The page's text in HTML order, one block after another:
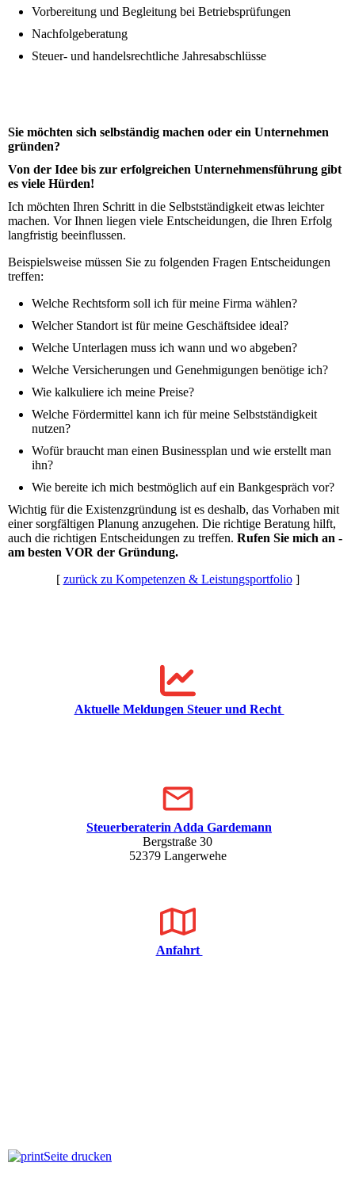
Vorbereitung und Begleitung bei Betriebsprüfungen
Nachfolgeberatung
Steuer- und handelsrechtliche Jahresabschlüsse
Sie möchten sich selbständig machen oder ein Unternehmen
gründen?
Von der Idee bis zur erfolgreichen Unternehmensführung gibt
es viele Hürden!
Ich möchten Ihren Schritt in die Selbstständigkeit etwas leichter
machen. Vor Ihnen liegen viele Entscheidungen, die Ihren Erfolg
langfristig beeinflussen.
Beispielsweise müssen Sie zu folgenden Fragen Entscheidungen
treffen:
Welche Rechtsform soll ich für meine Firma wählen?
Welcher Standort ist für meine Geschäftsidee ideal?
Welche Unterlagen muss ich wann und wo abgeben?
Welche Versicherungen und Genehmigungen benötige ich?
Wie kalkuliere ich meine Preise?
Welche Fördermittel kann ich für meine Selbstständigkeit
nutzen?
Wofür braucht man einen Businessplan und wie erstellt man
ihn?
Wie bereite ich mich bestmöglich auf ein Bankgespräch vor?
Wichtig für die Existenzgründung ist es deshalb, das Vorhaben mit
einer sorgfältigen Planung anzugehen. Die richtige Beratung hilft,
auch die richtigen Entscheidungen zu treffen. Rufen Sie mich an -
am besten VOR der Gründung.
[ zurück zu Kompetenzen & Leistungsportfolio]
Aktuelle Meldungen Steuer und Recht
Steuerberaterin Adda Gardemann
Bergstraße 30
52379 Langerwehe
Anfahrt
Seite drucken